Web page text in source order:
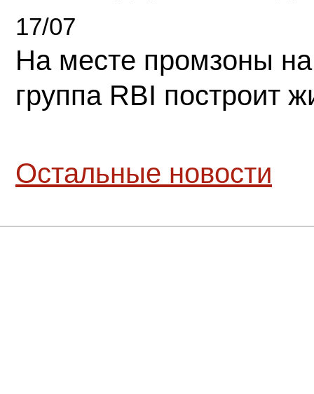
17/07
На месте промзоны
группа RBI построит
Остальные новости